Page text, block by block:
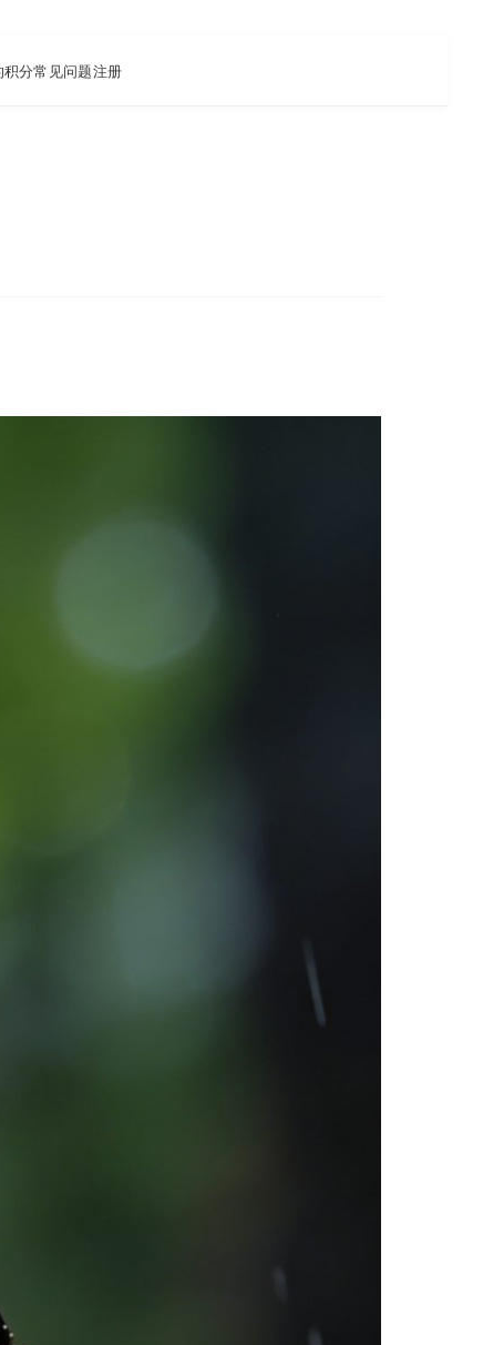
积分常见问题注册